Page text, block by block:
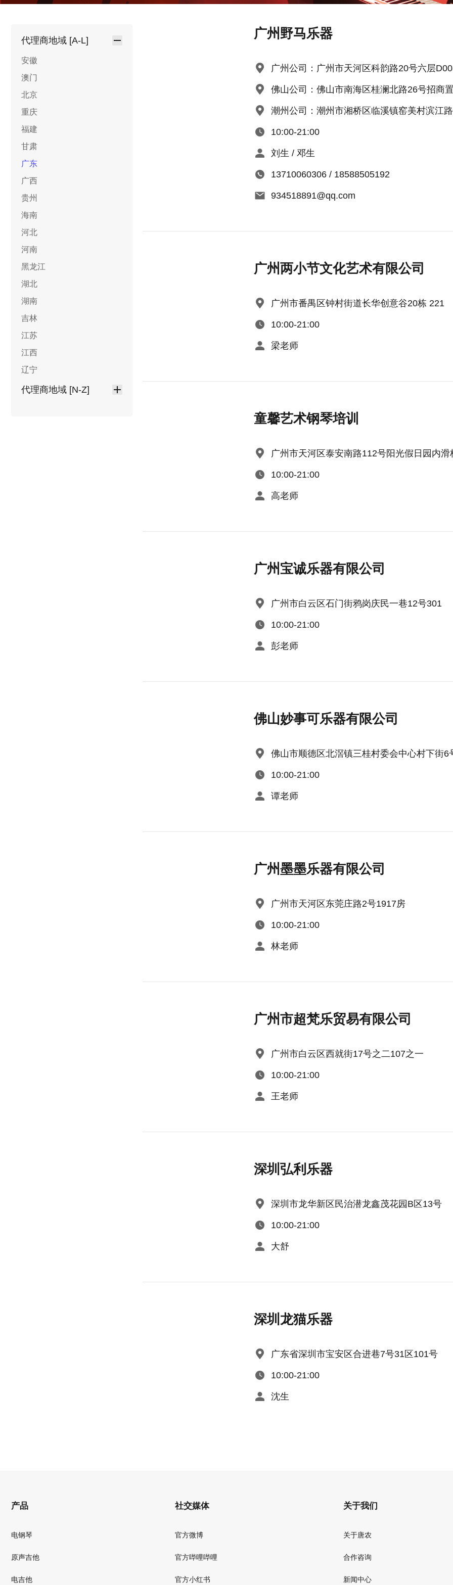
代理商地域 [A-L]
安徽
澳门
北京
重庆
福建
甘肃
广东
广西
贵州
海南
河北
河南
黑龙江
湖北
湖南
吉林
江苏
江西
辽宁
代理商地域 [N-Z]
广州野马乐器
广州公司：广州市天河区科韵路20号六层
佛山公司：佛山市南海区桂澜北路26号招商
潮州公司：潮州市湘桥区临溪镇窑美村滨江
10:00-21:00
刘生 / 邓生
13710060306 / 18588505192
934518891@qq.com
广州两小节文化艺术有限公司
广州市番禺区钟村街道长华创意谷20栋 221
10:00-21:00
梁老师
童馨艺术钢琴培训
广州市天河区泰安南路112号阳光假日园内滑
10:00-21:00
高老师
广州宝诚乐器有限公司
广州市白云区石门街鸦岗庆民一巷12号301
10:00-21:00
彭老师
佛山妙事可乐器有限公司
佛山市顺德区北滘镇三桂村委会中心村下街6
10:00-21:00
谭老师
广州墨墨乐器有限公司
广州市天河区东莞庄路2号1917房
10:00-21:00
林老师
广州市超梵乐贸易有限公司
广州市白云区西就街17号之二107之一
10:00-21:00
王老师
深圳弘利乐器
深圳市龙华新区民治潜龙鑫茂花园B区13号
10:00-21:00
大舒
深圳龙猫乐器
广东省深圳市宝安区合进巷7号31区101号
10:00-21:00
沈生
产品
电钢琴
原声吉他
电吉他
社交媒体
官方微博
官方哔哩哔哩
官方小红书
关于我们
关于唐农
合作咨询
新闻中心